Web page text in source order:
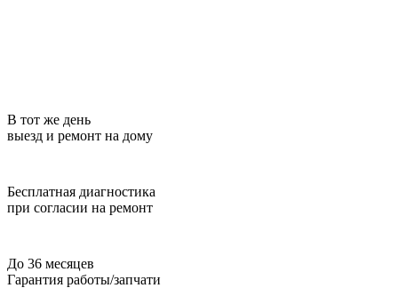
В тот же день
выезд и ремонт на дому
Бесплатная диагностика
при согласии на ремонт
До 36 месяцев
Гарантия работы/запчати